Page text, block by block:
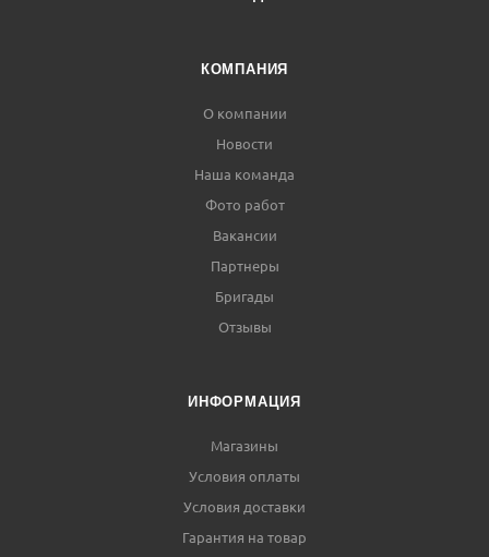
КОМПАНИЯ
О компании
Новости
Наша команда
Фото работ
Вакансии
Партнеры
Бригады
Отзывы
ИНФОРМАЦИЯ
Магазины
Условия оплаты
Условия доставки
Гарантия на товар